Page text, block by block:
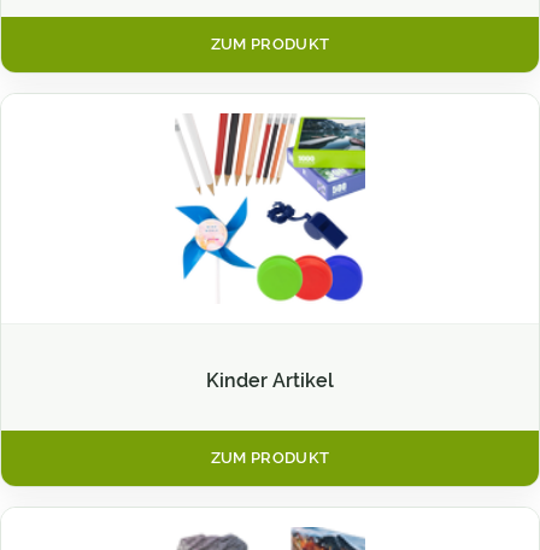
ZUM PRODUKT
Kinder Artikel
ZUM PRODUKT